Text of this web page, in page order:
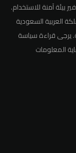
آمنة للاستخدام.
العربية السعودية
يرجى قراءة سياسة
المعلومات